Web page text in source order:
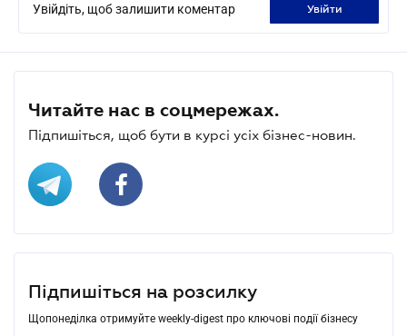
Увійдіть, щоб залишити коментар увійти
Читайте нас в соцмережах.
Підпишіться, щоб бути в курсі усіх бізнес-новин.
Підпишіться на розсилку
Щопонеділка отримуйте weekly-digest про ключові події бізнесу